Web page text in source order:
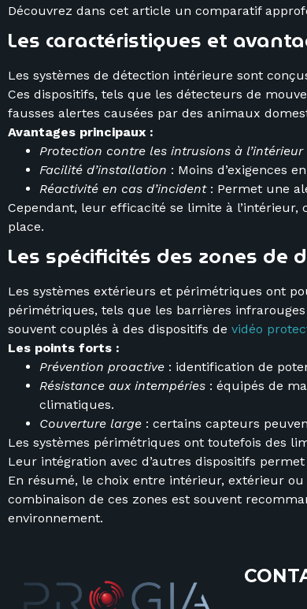
Découvrez dans cet article un comparatif
Les caractéristiques et
Les systèmes de détection intérieure sont
Ces dispositifs, tels que les détecteurs de
fausses alertes causées par des animaux
Avantages principaux :
Protection contre les intrusions à l’intérieur
Facilité d’installation : Moins d’exigences
Réactivité en cas d’incident: Permet une
Cependant, leur efficacité se limite à
place.
Les spécificités des zones
Les systèmes extérieurs et périmétriques ont
périmétriques, tels que les barrières
souvent couplés à des dispositifs de vidéo
Les points forts :
Prévention proactive : identification de
Résistance aux intempéries : équipés de
climatiques.
Couverture large : certains capteurs
Les systèmes périmétriques ont toutefois des
Leur intégration avec d’autres dispositifs
En résumé, le choix entre intérieur, extérieur
combinaison de ces zones est souvent
environnement.